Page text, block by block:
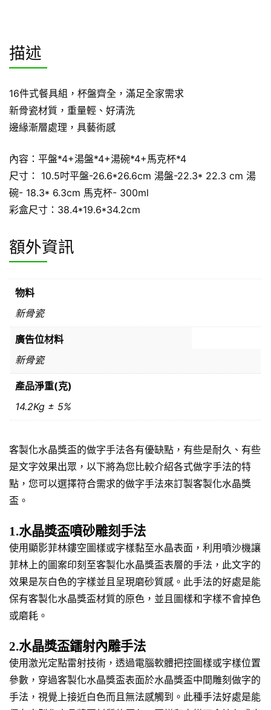
描述
16件式餐具組，杯盤齊全，滿足全家需求
新骨瓷材質，重量輕、好清洗
邊緣漸層處理，具藝術感
內容：平盤*4+湯盤*4+湯碗*4+馬克杯*4
尺寸： 10.5吋平盤-26.6*26.6cm 湯盤-22.3* 22.3 cm 湯
碗- 18.3* 6.3cm 馬克杯- 300ml
彩盒尺寸：38.4*19.6*34.2cm
額外資訊
物料
新骨瓷
廣告位材料
新骨瓷
產品淨重(克)
14.2Kg ± 5%
客製化水晶獎盃的做字手法各有優缺點，有些是耐久、有些
是文字效果出眾，以下將為您比較介紹各式做字手法的特
點，您可以選擇符合需求的做字手法來訂製客製化水晶獎
盃。
1.水晶獎盃噴砂雕刻手法
使用顯影菲林鏤空圖樣或字樣黏至水晶表面，利用噴沙機讓
菲林上的圖案印刻至客製化水晶獎盃表層的手法，此文字的
效果是灰白色的字樣並且呈現磨砂質感。此手法的好處是能
保有客製化水晶獎盃材質的原色，並且圖樣和字樣不會掉色
或磨耗。
2.水晶獎盃鐳射內雕手法
使用激光定點雷射技術，透過電腦軟體把控圖樣或字樣位置
參數，穿過客製化水晶獎盃表面於水晶獎盃中間雕刻做字的
手法，視覺上接近白色而且無法感觸到。此種手法好處是能